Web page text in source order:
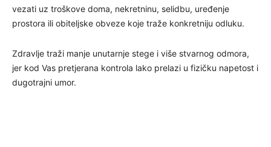
vezati uz troškove doma, nekretninu, selidbu, uređenje
prostora ili obiteljske obveze koje traže konkretniju odluku.
Zdravlje traži manje unutarnje stege i više stvarnog odmora,
jer kod Vas pretjerana kontrola lako prelazi u fizičku napetost i
dugotrajni umor.